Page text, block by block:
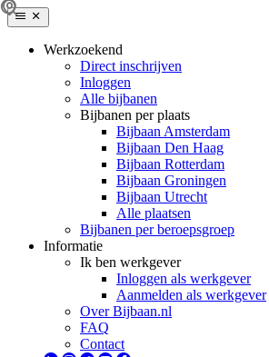
Werkzoekend
Direct inschrijven
Inloggen
Alle bijbanen
Bijbanen per plaats
Bijbaan Amsterdam
Bijbaan Den Haag
Bijbaan Rotterdam
Bijbaan Groningen
Bijbaan Utrecht
Alle plaatsen
Bijbanen per beroepsgroep
Informatie
Ik ben werkgever
Inloggen als werkgever
Aanmelden als werkgever
Over Bijbaan.nl
FAQ
Contact